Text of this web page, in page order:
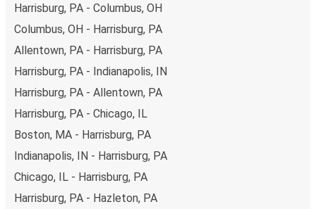
Harrisburg, PA - Columbus, OH
Columbus, OH - Harrisburg, PA
Allentown, PA - Harrisburg, PA
Harrisburg, PA - Indianapolis, IN
Harrisburg, PA - Allentown, PA
Harrisburg, PA - Chicago, IL
Boston, MA - Harrisburg, PA
Indianapolis, IN - Harrisburg, PA
Chicago, IL - Harrisburg, PA
Harrisburg, PA - Hazleton, PA